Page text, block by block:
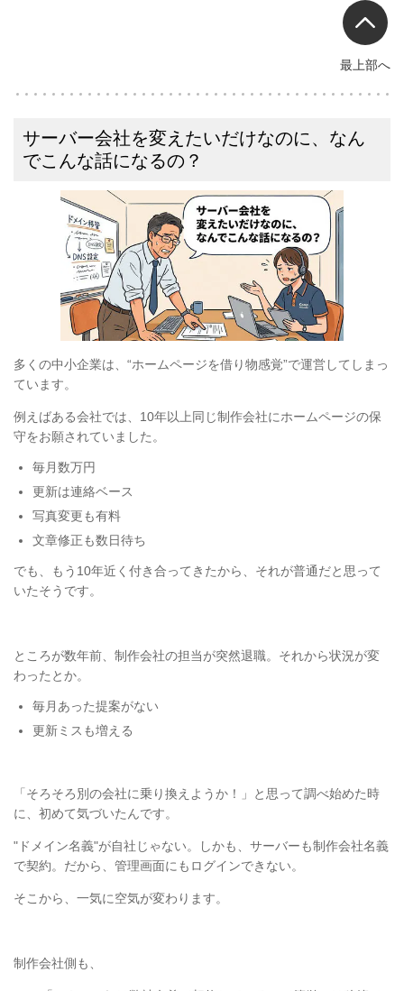
最上部へ
サーバー会社を変えたいだけなのに、なん
でこんな話になるの？
多くの中小企業は、“ホームページを借り物感覚”で運営してしまっ
ています。
例えばある会社では、10年以上同じ制作会社にホームページの保
守をお願されていました。
毎月数万円
更新は連絡ベース
写真変更も有料
文章修正も数日待ち
でも、もう10年近く付き合ってきたから、それが普通だと思って
いたそうです。
ところが数年前、制作会社の担当が突然退職。それから状況が変
わったとか。
毎月あった提案がない
更新ミスも増える
「そろそろ別の会社に乗り換えようか！」と思って調べ始めた時
に、初めて気づいたんです。
"ドメイン名義"が自社じゃない。しかも、サーバーも制作会社名義
で契約。だから、管理画面にもログインできない。
そこから、一気に空気が変わります。
制作会社側も、